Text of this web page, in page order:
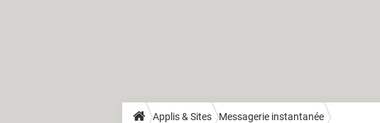
Applis & Sites Messagerie instantanée